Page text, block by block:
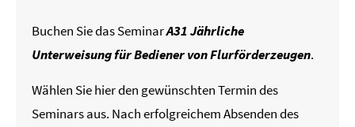
Buchen Sie das SeminarA31 Jährliche
Unterweisung für Bediener von Flurförderzeugen.
Wählen Sie hier den gewünschten Termin des
Seminars aus. Nach erfolgreichem Absenden des